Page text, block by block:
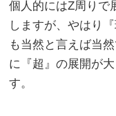
個人的にはZ周りで
しますが、やはり
も当然と言えば当
に『超』の展開が
す。